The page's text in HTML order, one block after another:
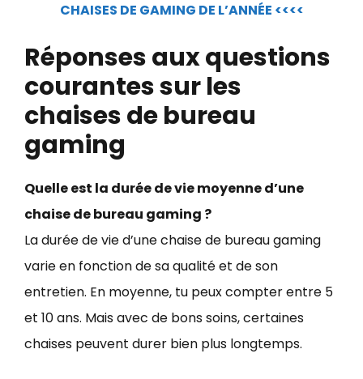
CHAISES DE GAMING DE L’ANNÉE <<<<
Réponses aux questions
courantes sur les
chaises de bureau
gaming
Quelle est la durée de vie moyenne d’une
chaise de bureau gaming ?
La durée de vie d’une chaise de bureau gaming
varie en fonction de sa qualité et de son
entretien. En moyenne, tu peux compter entre 5
et 10 ans. Mais avec de bons soins, certaines
chaises peuvent durer bien plus longtemps.